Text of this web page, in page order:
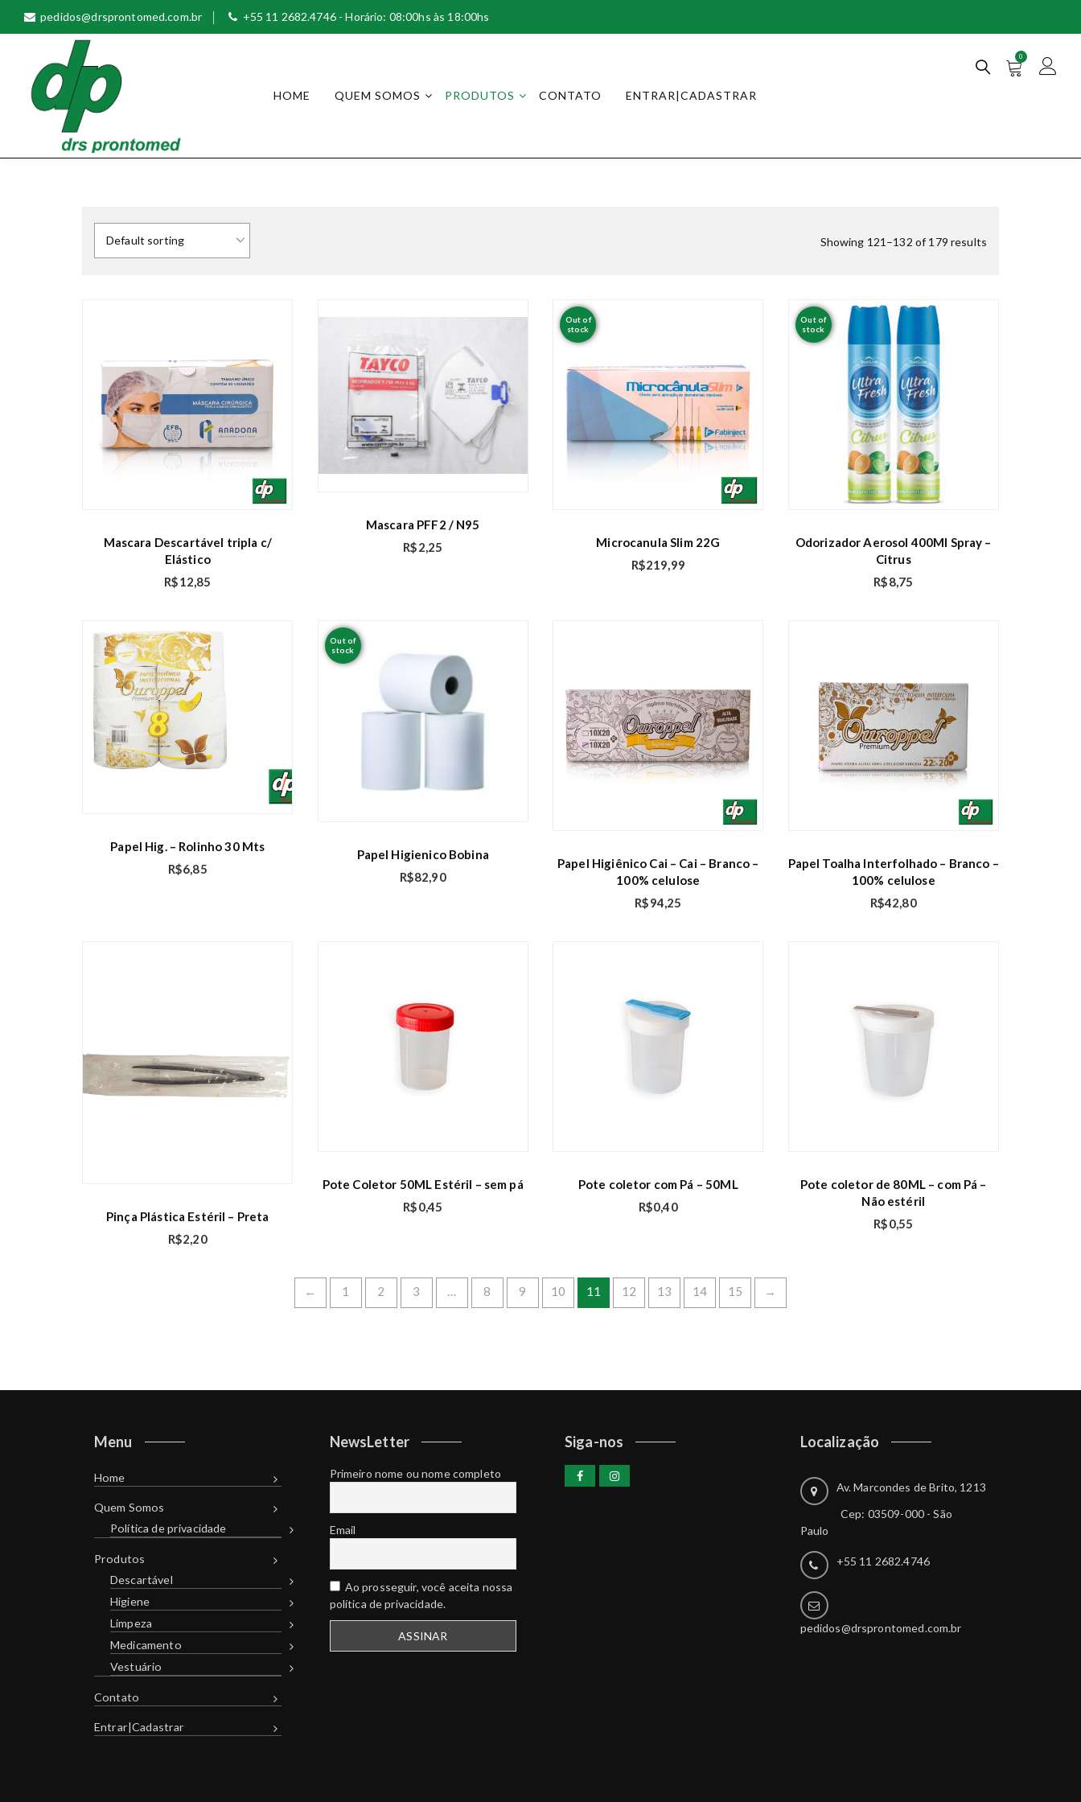
pedidos@drsprontomed.com.br +55 11 2682.4746 - Horário: 08:00hs às 18:00hs
Prontomed |
HOME QUEM SOMOS PRODUTOS CONTATO ENTRAR|CADASTRAR
0
Showing 121–132 of 179 results
Mascara Descartável tripla c/
Elástico
R$12,85
Mascara PFF2 / N95
R$2,25
Out of
stock
Microcanula Slim 22G
R$219,99
Out of
stock
Odorizador Aerosol 400Ml Spray –
Citrus
R$8,75
Papel Hig. – Rolinho 30 Mts
R$6,85
Out of
stock
Papel Higienico Bobina
R$82,90
Papel Higiênico Cai – Cai – Branco –
100% celulose
R$94,25
Papel Toalha Interfolhado – Branco –
100% celulose
R$42,80
Pinça Plástica Estéril – Preta
R$2,20
Pote Coletor 50ML Estéril – sem pá
R$0,45
Pote coletor com Pá – 50ML
R$0,40
Pote coletor de 80ML – com Pá –
Não estéril
R$0,55
← 1 2 3 … 8 9 10 11 12 13 14 15 →
Menu
Home
Quem Somos
Política de privacidade
Produtos
Descartável
Higiene
Limpeza
Medicamento
Vestuário
Contato
Entrar|Cadastrar
NewsLetter
Primeiro nome ou nome completo
Email
Ao prosseguir, você aceita nossa
política de privacidade.
Siga-nos Localização
Av. Marcondes de Brito, 1213
Cep: 03509-000 - São
Paulo
+55 11 2682.4746
pedidos@drsprontomed.com.br